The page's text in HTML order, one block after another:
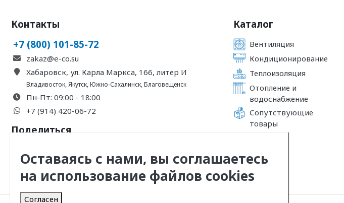
Контакты
+7 (800) 101-85-72
zakaz@e-co.su
Хабаровск, ул. Карла Маркса, 166, литер И
Владивосток,Якутск,Южно-Сахалинск,Благовещенск
Пн-Пт: 09:00 - 18:00
+7 (914) 420-06-72
Поделиться
Каталог
Вентиляция
Кондиционирование
Теплоизоляция
Отопление и
водоснабжение
Сопутствующие
товары
Оставаясь с нами, вы соглашаетесь
на использование файлов cookies
Согласен